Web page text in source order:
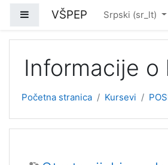
Idi na glavni sadržaj
Bočni panel
VŠPEP Srpski ‎(sr_lt)‎
Informacije o
Početna stranica Kursevi